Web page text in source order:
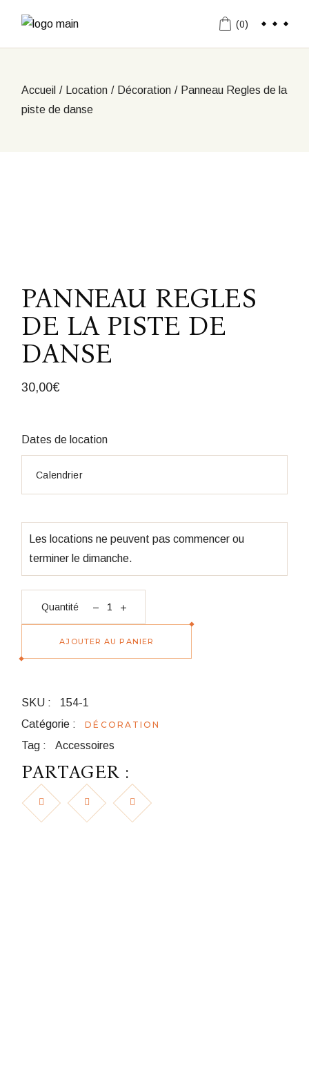
contenu
(0)
Accueil Location Décoration
Panneau Regles de la
piste de danse
PANNEAU REGLES
DE LA PISTE DE
DANSE
30,00€
Dates de location
Les locations ne peuvent pas commencer ou
terminer le dimanche.
Quantité
quantité Panneau Regles de la piste de danse
AJOUTER AU PANIER
SKU :
154-1
Catégorie :
DÉCORATION
Tag : Accessoires
PARTAGER :